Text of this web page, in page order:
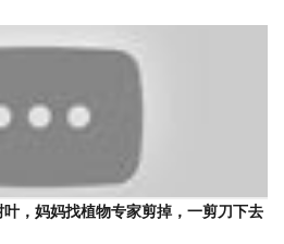
叶，妈妈找植物专家剪掉，一剪刀下去